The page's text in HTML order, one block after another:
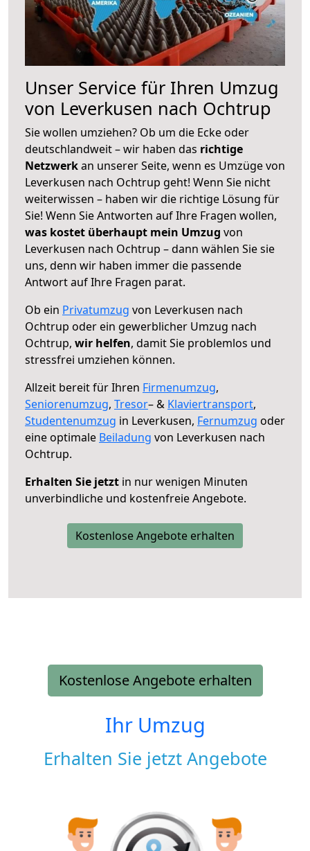
Unser Service für Ihren Umzug
von Leverkusen nach Ochtrup
Sie wollen umziehen? Ob um die Ecke oder
deutschlandweit – wir haben das richtige
Netzwerkan unserer Seite, wenn es Umzüge von
Leverkusen nach Ochtrup geht! Wenn Sie nicht
weiterwissen – haben wir die richtige Lösung für
Sie! Wenn Sie Antworten auf Ihre Fragen wollen,
was kostet überhaupt mein Umzug von
Leverkusen nach Ochtrup – dann wählen Sie sie
uns, denn wir haben immer die passende
Antwort auf Ihre Fragen parat.
Ob ein Privatumzug von Leverkusen nach
Ochtrup oder ein gewerblicher Umzug nach
Ochtrup, wir helfen, damit Sie problemlos und
stressfrei umziehen können.
Allzeit bereit für Ihren Firmenumzug,
Seniorenumzug, Tresor– & Klaviertransport,
Studentenumzug in Leverkusen, Fernumzug oder
eine optimale Beiladung von Leverkusen nach
Ochtrup.
Erhalten Sie jetzt in nur wenigen Minuten
unverbindliche und kostenfreie Angebote.
Kostenlose Angebote erhalten
Kostenlose Angebote erhalten
Ihr Umzug
Erhalten Sie jetzt Angebote